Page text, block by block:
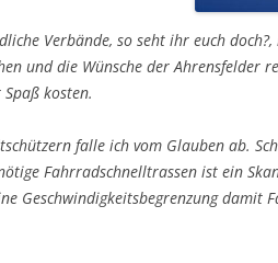
Verbände, so seht ihr euch
und die Wünsche der Ahrensfelder
kosten.
falle ich vom Glauben ab.
Fahrradschnelltrassen ist ein
Geschwindigkeitsbegrenzung damit